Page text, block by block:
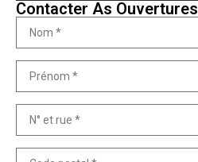
Contacter As Ouvertures